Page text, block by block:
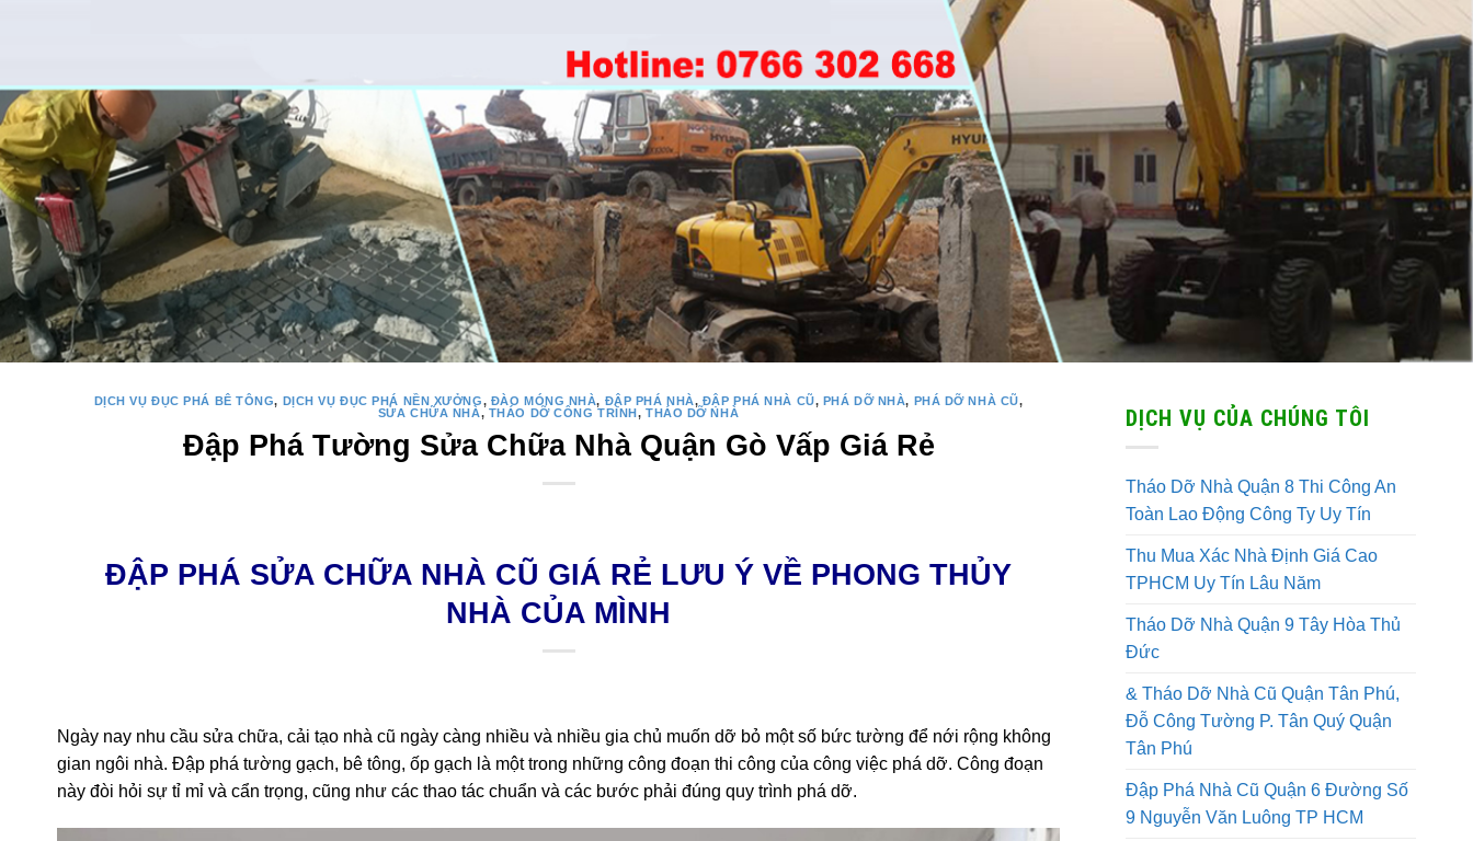
DỊCH VỤ ĐỤC PHÁ NỀN XƯỞNG,ĐÀO MÓNG NHÀ ,ĐẬP PHÁ NHÀ,ĐẬP PHÁ NHÀ CŨ
Đập Phá Tường Sửa Chữa Nhà Quận Gò Vấp Giá Rẻ
ĐẬP PHÁ SỬA CHỮA NHÀ CŨ GIÁ RẺ LƯU Ý VỀ PHONG THỦY
NHÀ CỦA MÌNH
Ngày nay nhu cầu sửa chữa, cải tạo nhà cũ ngày càng nhiều và nhiều gia chủ muốn dỡ bỏ một số bức tường để nới rộng không
gian ngôi nhà. Đập phá tường gạch, bê tông, ốp gạch là một trong những công đoạn thi công của công việc phá dỡ. Công đoạn
này đòi hỏi sự tỉ mỉ và cẩn trọng, cũng như các thao tác chuẩn và các bước phải đúng quy trình phá dỡ.
DỊCH VỤ CỦA CHÚNG TÔI
Tháo Dỡ Nhà Quận 8 Thi Công An
Toàn Lao Động Công Ty Uy Tín
Thu Mua Xác Nhà Định Giá Cao
TPHCM Uy Tín Lâu Năm
Tháo Dỡ Nhà Quận 9 Tây Hòa Thủ
Đức
& Tháo Dỡ Nhà Cũ Quận Tân Phú,
Đỗ Công Tường P. Tân Quý Quận
Tân Phú
Đập Phá Nhà Cũ Quận 6 Đường Số
9 Nguyễn Văn Luông TP HCM